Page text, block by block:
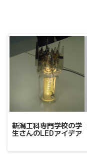
新潟工科専門学校の学
生さんのLEDアイデア